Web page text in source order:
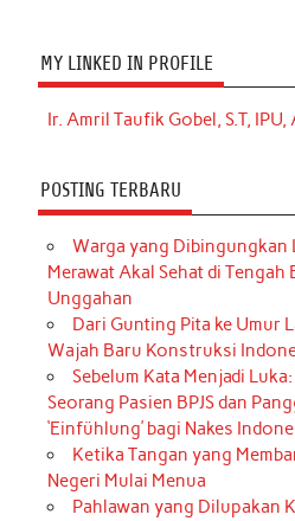
MY LINKED IN PROFILE
Ir. Amril Taufik Gobel, S.T, IPU,
POSTING TERBARU
Warga yang Dibingungkan
Merawat Akal Sehat di Tengah
Unggahan
Dari Gunting Pita ke Umur
Wajah Baru Konstruksi
Sebelum Kata Menjadi
Seorang Pasien BPJS dan
‘Einfühlung’ bagi Nakes
Ketika Tangan yang
Negeri Mulai Menua
Pahlawan yang Dilupakan